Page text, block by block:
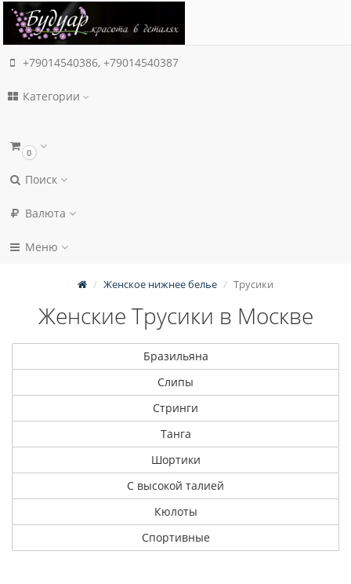
+79014540386, +79014540387
Категории
0
Поиск
Валюта
Меню
Женское нижнее белье Трусики
Женские Трусики в Москве
Бразильяна
Слипы
Стринги
Танга
Шортики
С высокой талией
Кюлоты
Спортивные